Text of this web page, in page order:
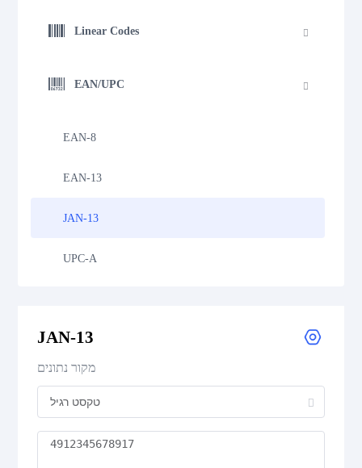
Linear Codes
EAN/UPC
EAN-8
EAN-13
JAN-13
UPC-A
UPC Supplemental 2-Digit
JAN-13
מקור נתונים